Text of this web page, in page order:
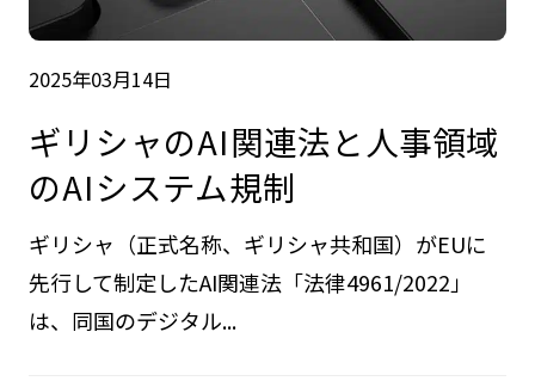
2025年03月14日
ギリシャのAI関連法と人事領域
のAIシステム規制
ギリシャ（正式名称、ギリシャ共和国）がEUに
先行して制定したAI関連法「法律4961/2022」
は、同国のデジタル...